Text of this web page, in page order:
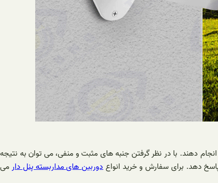
دهند. با در نظر گرفتن جنبه های مثبت و منفی، می توان به نتیجه
دهد. برای سفارش و خرید انواعدوربین های مداربسته پنل دارمی